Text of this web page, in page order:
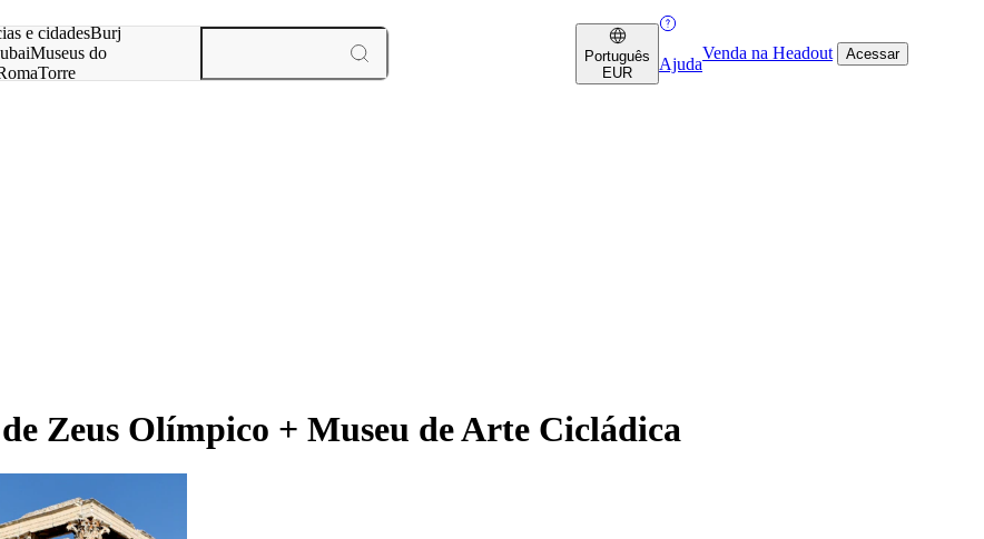
e cidadesBurj
Museus do
Torre
Português
EUR
Ajuda
Venda na Headout Acessar
Zeus Olímpico + Museu de Arte Cicládica